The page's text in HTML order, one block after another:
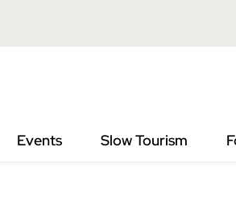
Events Slow Tourism
Masterclass speciale di recitazione,